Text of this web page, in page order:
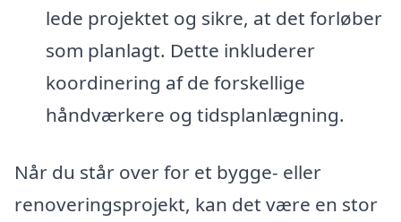
lede projektet og sikre, at det forløber
som planlagt. Dette inkluderer
koordinering af de forskellige
håndværkere og tidsplanlægning.
Når du står over for et bygge- eller
renoveringsprojekt, kan det være en stor